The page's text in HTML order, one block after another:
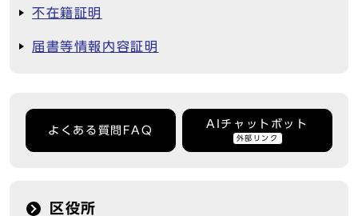
不在籍証明
届書等情報内容証明
よくある質問FAQ
AIチャットボット
外部リンク
区役所